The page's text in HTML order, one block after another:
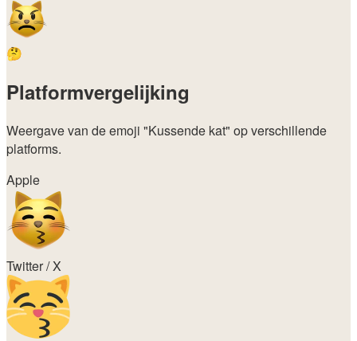
🤔
Platformvergelijking
Weergave van de emoji "Kussende kat" op verschillende
platforms.
Apple
Twitter / X